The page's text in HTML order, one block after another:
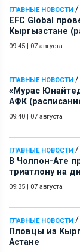
ГЛАВНЫЕ НОВОСТИ /
EFC Global
Кыргызстане
09:45 | 07 августа
ГЛАВНЫЕ НОВОСТИ /
«Мурас
АФК
09:40 | 07 августа
ГЛАВНЫЕ НОВОСТИ /
В Чолпон-Ате
триатлону на
09:35 | 07 августа
ГЛАВНЫЕ НОВОСТИ /
Пловцы из
Астане